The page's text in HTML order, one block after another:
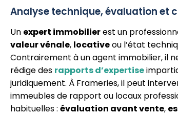
Analyse technique, évaluation et
Un expert immobilierest un
valeur vénale, locativeou l’état
Contrairement à un agent immobilier, il
rédige des rapports d’expertise
juridiquement. À Frameries, il peut
immeubles de rapport ou locaux
habituelles : évaluation avant vente,